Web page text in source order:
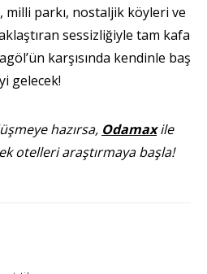
milli parkı, nostaljik köyleri ve
sessizliğiyle tam kafa
karşısında kendinle baş
gelecek!
hazırsa, Odamaxile
otelleri araştırmaya başla!